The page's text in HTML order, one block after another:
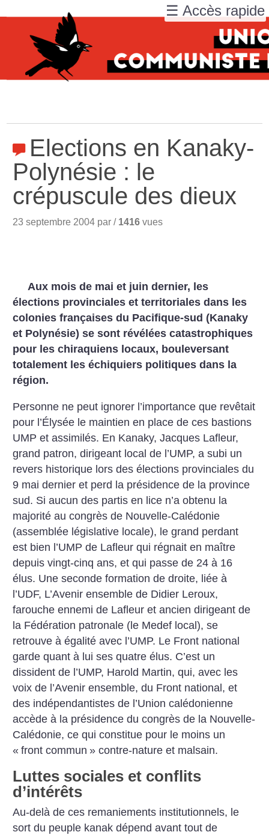
Elections en Kanaky-
Polynésie : le
crépuscule des dieux
23 septembre 2004 par / 1416 vues
Aux mois de mai et juin dernier, les
élections provinciales et territoriales dans les
colonies françaises du Pacifique-sud (Kanaky
et Polynésie) se sont révélées catastrophiques
pour les chiraquiens locaux, bouleversant
totalement les échiquiers politiques dans la
région.
Personne ne peut ignorer l’importance que revêtait
pour l’Élysée le maintien en place de ces bastions
UMP et assimilés. En Kanaky, Jacques Lafleur,
grand patron, dirigeant local de l’UMP, a subi un
revers historique lors des élections provinciales du
9 mai dernier et perd la présidence de la province
sud. Si aucun des partis en lice n’a obtenu la
majorité au congrès de Nouvelle-Calédonie
(assemblée législative locale), le grand perdant
est bien l’UMP de Lafleur qui régnait en maître
depuis vingt-cinq ans, et qui passe de 24 à 16
élus. Une seconde formation de droite, liée à
l’UDF, L’Avenir ensemble de Didier Leroux,
farouche ennemi de Lafleur et ancien dirigeant de
la Fédération patronale (le Medef local), se
retrouve à égalité avec l’UMP. Le Front national
garde quant à lui ses quatre élus. C’est un
dissident de l’UMP, Harold Martin, qui, avec les
voix de l’Avenir ensemble, du Front national, et
des indépendantistes de l’Union calédonienne
accède à la présidence du congrès de la Nouvelle-
Calédonie, ce qui constitue pour le moins un
« front commun » contre-nature et malsain.
Luttes sociales et conflits
d’intérêts
Au-delà de ces remaniements institutionnels, le
sort du peuple kanak dépend avant tout de
☰ Accès rapide